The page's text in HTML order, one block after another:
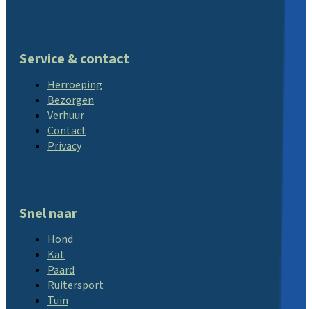
Service & contact
Herroeping
Bezorgen
Verhuur
Contact
Privacy
Snel naar
Hond
Kat
Paard
Ruitersport
Tuin